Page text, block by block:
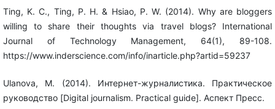
Ting, K. C., Ting, P. H. & Hsiao, P. W. (2014). Why are bloggers
willing to share their thoughts via travel blogs? International
Journal of Technology Management, 64(1), 89-108.
https://www.inderscience.com/info/inarticle.php?artid=59237
Ulanova, M. (2014). Интернет-журналистика. Практическое
руководство [Digital journalism. Practical guide]. Аспект Пресс.